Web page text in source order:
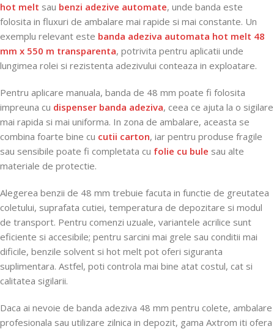
hot melt sau benzi adezive automate, unde banda este
folosita in fluxuri de ambalare mai rapide si mai constante. Un
exemplu relevant este banda adeziva automata hot melt 48
mm x 550 m transparenta, potrivita pentru aplicatii unde
lungimea rolei si rezistenta adezivului conteaza in exploatare.
Pentru aplicare manuala, banda de 48 mm poate fi folosita
impreuna cu dispenser banda adeziva, ceea ce ajuta la o sigilare
mai rapida si mai uniforma. In zona de ambalare, aceasta se
combina foarte bine cu cutii carton, iar pentru produse fragile
sau sensibile poate fi completata cu folie cu bule sau alte
materiale de protectie.
Alegerea benzii de 48 mm trebuie facuta in functie de greutatea
coletului, suprafata cutiei, temperatura de depozitare si modul
de transport. Pentru comenzi uzuale, variantele acrilice sunt
eficiente si accesibile; pentru sarcini mai grele sau conditii mai
dificile, benzile solvent si hot melt pot oferi siguranta
suplimentara. Astfel, poti controla mai bine atat costul, cat si
calitatea sigilarii.
Daca ai nevoie de banda adeziva 48 mm pentru colete, ambalare
profesionala sau utilizare zilnica in depozit, gama Axtrom iti ofera